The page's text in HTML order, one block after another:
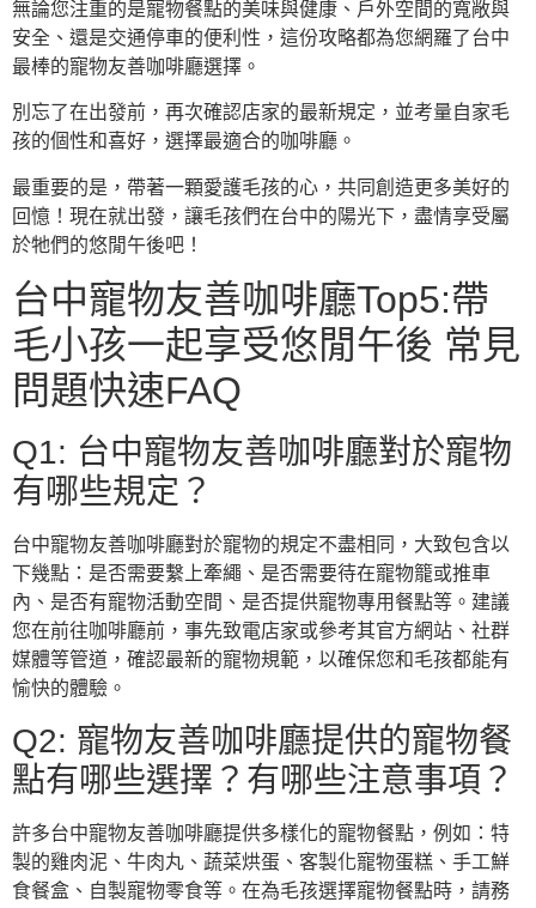
無論您注重的是寵物餐點的美味與健康、戶外空間的寬敞與
安全、還是交通停車的便利性，這份攻略都為您網羅了台中
最棒的寵物友善咖啡廳選擇。
別忘了在出發前，再次確認店家的最新規定，並考量自家毛
孩的個性和喜好，選擇最適合的咖啡廳。
最重要的是，帶著一顆愛護毛孩的心，共同創造更多美好的
回憶！現在就出發，讓毛孩們在台中的陽光下，盡情享受屬
於牠們的悠閒午後吧！
台中寵物友善咖啡廳Top5:帶
毛小孩一起享受悠閒午後 常見
問題快速FAQ
Q1: 台中寵物友善咖啡廳對於寵物
有哪些規定？
台中寵物友善咖啡廳對於寵物的規定不盡相同，大致包含以
下幾點：是否需要繫上牽繩、是否需要待在寵物籠或推車
內、是否有寵物活動空間、是否提供寵物專用餐點等。建議
您在前往咖啡廳前，事先致電店家或參考其官方網站、社群
媒體等管道，確認最新的寵物規範，以確保您和毛孩都能有
愉快的體驗。
Q2: 寵物友善咖啡廳提供的寵物餐
點有哪些選擇？有哪些注意事項？
許多台中寵物友善咖啡廳提供多樣化的寵物餐點，例如：特
製的雞肉泥、牛肉丸、蔬菜烘蛋、客製化寵物蛋糕、手工鮮
食餐盒、自製寵物零食等。在為毛孩選擇寵物餐點時，請務